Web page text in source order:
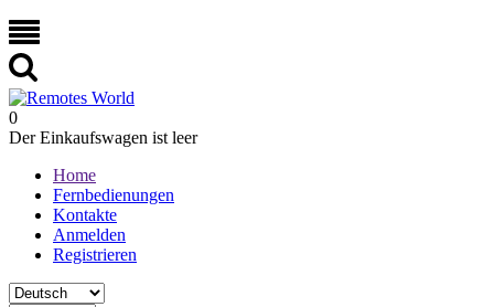
0
Der Einkaufswagen ist leer
Home
Fernbedienungen
Kontakte
Anmelden
Registrieren